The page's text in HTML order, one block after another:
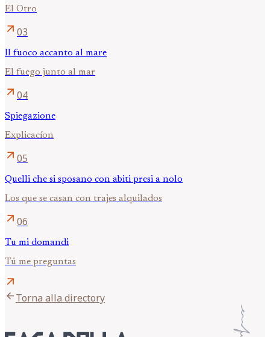
El Otro
arrow_outward 03
Il fuoco accanto al mare
El fuego junto al mar
arrow_outward 04
Spiegazione
Explicacíon
arrow_outward 05
Quelli che si sposano con abiti presi a nolo
Los que se casan con trajes alquilados
arrow_outward 06
Tu mi domandi
Tú me preguntas
arrow_outward
arrow_backTorna alla directory